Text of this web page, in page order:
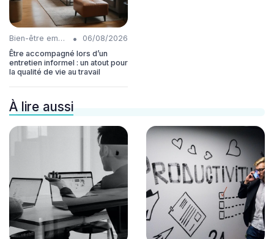
Bien-être employés •
06/08/2026
Être accompagné lors d’un
entretien informel : un atout pour
la qualité de vie au travail
À lire aussi